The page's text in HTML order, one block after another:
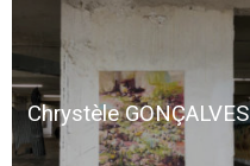
Chrystèle GONÇALVES